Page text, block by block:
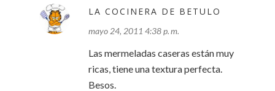
LA COCINERA DE BETULO
mayo 24, 2011 4:38 p. m.
Las mermeladas caseras están muy
ricas, tiene una textura perfecta.
Besos.